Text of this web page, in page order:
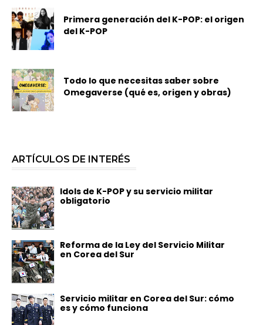
Primera generación del K-POP: el origen
del K-POP
Todo lo que necesitas saber sobre
Omegaverse (qué es, origen y obras)
ARTÍCULOS DE INTERÉS
Idols de K-POP y su servicio militar
obligatorio
Reforma de la Ley del Servicio Militar
en Corea del Sur
Servicio militar en Corea del Sur: cómo
es y cómo funciona